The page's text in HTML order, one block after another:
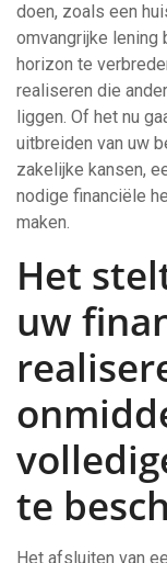
doen, zoals een
omvangrijke lening
horizon te
realiseren die
liggen. Of het nu
uitbreiden van uw
zakelijke kansen,
nodige financiële
maken.
Het
uw
te
Het afsluiten van